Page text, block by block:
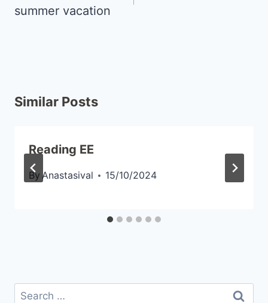
summer vacation
Similar Posts
Reading EE
By Anastasival 15/10/2024